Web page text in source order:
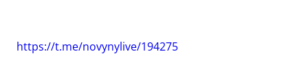
https://t.me/novynylive/194275